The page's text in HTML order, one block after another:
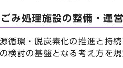
み処理施設の整備・運営
循環・脱炭素化の推進と持
検討の基盤となる考え方を規